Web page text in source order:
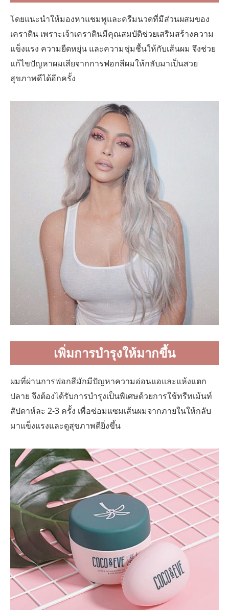
โดยแนะนำให้มองหาแชมพูและครีมนวดที่มีส่วนผสมของ
เคราติน เพราะเจ้าเคราตินมีคุณสมบัติช่วยเสริมสร้างความ
แข็งแรง ความยืดหยุ่น และความชุ่มชื้นให้กับเส้นผม จึงช่วย
แก้ไขปัญหาผมเสียจากการฟอกสีผมให้กลับมาเป็นสวย
สุขภาพดีได้อีกครั้ง
เพิ่มการบำรุงให้มากขึ้น
ผมที่ผ่านการฟอกสีมักมีปัญหาความอ่อนแอและแห้งแตก
ปลาย จึงต้องได้รับการบำรุงเป็นพิเศษด้วยการใช้ทรีทเม้นท์
สัปดาห์ละ 2-3 ครั้ง เพื่อซ่อมแซมเส้นผมจากภายในให้กลับ
มาแข็งแรงและดูสุขภาพดียิ่งขึ้น